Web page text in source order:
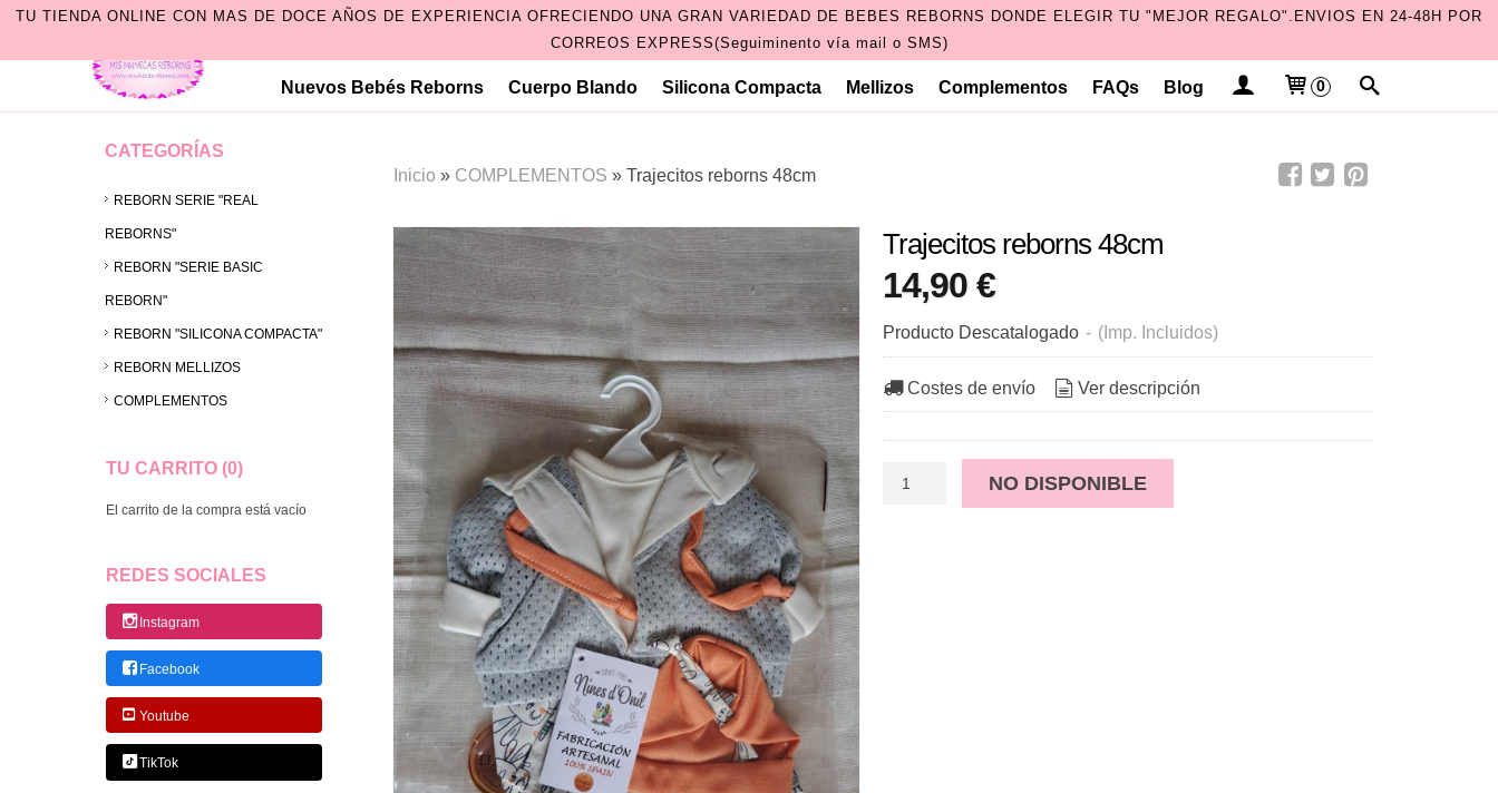
TU TIENDA ONLINE CON MAS DE DOCE AÑOS DE EXPERIENCIA OFRECIENDO UNA GRAN VARIEDAD DE BEBES REBORNS DONDE ELEGIR TU "MEJOR REGALO".ENVIOS EN 24-48H POR
CORREOS EXPRESS(Seguiminento vía mail o SMS)
Nuevos Bebés Reborns Cuerpo Blando Silicona Compacta Mellizos Complementos FAQs Blog 0
CATEGORÍAS
REBORN SERIE "REAL
REBORNS"
REBORN "SERIE BASIC
REBORN"
REBORN "SILICONA COMPACTA"
REBORN MELLIZOS
COMPLEMENTOS
TU CARRITO (0)
El carrito de la compra está vacío
REDES SOCIALES
Instagram
Facebook
Youtube
TikTok
Inicio » COMPLEMENTOS » Trajecitos reborns 48cm
Trajecitos reborns 48cm
14,90 €
Producto Descatalogado - (Imp. Incluidos)
Costes de envío Ver descripción
NO DISPONIBLE